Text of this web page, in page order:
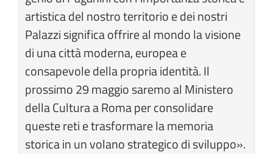
artistica del nostro territorio e dei nostri
Palazzi significa offrire al mondo la visione
di una città moderna, europea e
consapevole della propria identità. Il
prossimo 29 maggio saremo al Ministero
della Cultura a Roma per consolidare
queste reti e trasformare la memoria
storica in un volano strategico di sviluppo».